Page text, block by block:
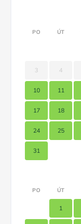
PO ÚT
3 4
10 11
17 18
24 25
31
PO ÚT
1